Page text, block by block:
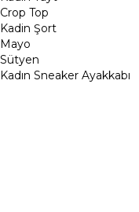
Crop Top
Kadin Şort
Mayo
Sütyen
Kadın Sneaker Ayakkabı